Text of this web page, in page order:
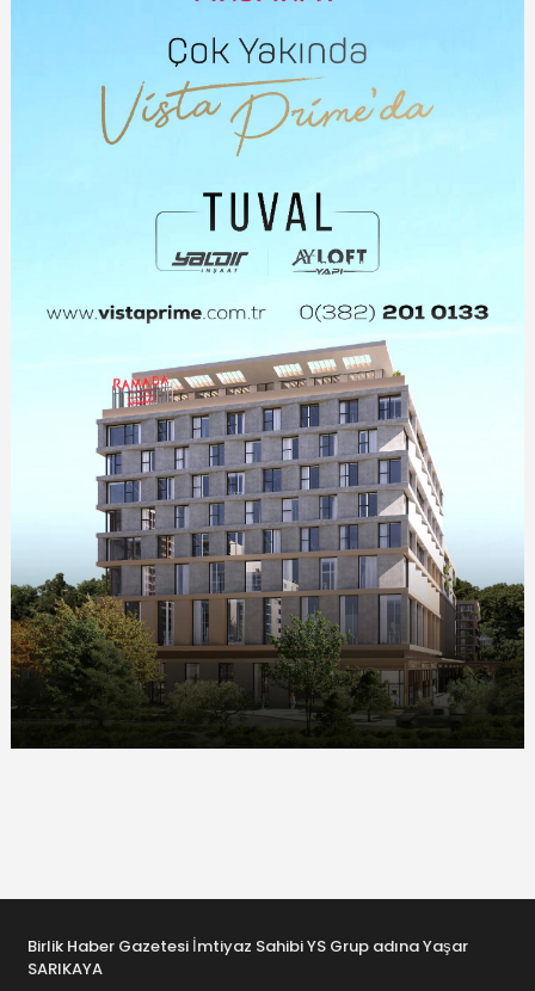
Birlik Haber Gazetesi İmtiyaz Sahibi YS Grup adına Yaşar
SARIKAYA